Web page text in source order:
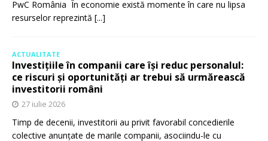
PwC România În economie există momente în care nu lipsa
resurselor reprezintă [...]
ACTUALITATE
Investițiile în companii care își reduc personalul:
ce riscuri și oportunități ar trebui să urmărească
investitorii români
27 iulie 2026
Timp de decenii, investitorii au privit favorabil concedierile
colective anunțate de marile companii, asociindu-le cu